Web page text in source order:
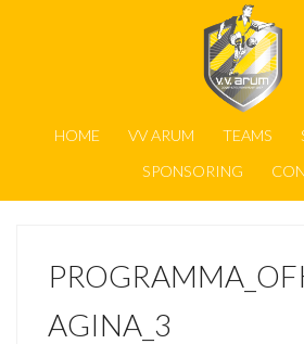
HOME VV ARUM TEAMS
SPONSORING
AGINA_3